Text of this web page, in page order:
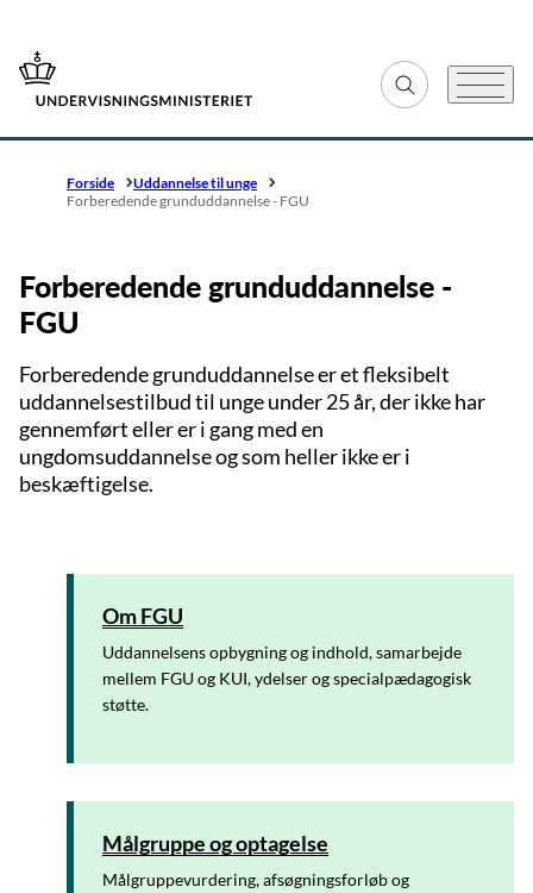
Gå til forsiden Fold søgefelt ud
Menu
Forside
Uddannelse til unge
Forberedende grunduddannelse - FGU
Forberedende grunduddannelse -
FGU
Forberedende grunduddannelse er et fleksibelt
uddannelsestilbud til unge under 25 år, der ikke har
gennemført eller er i gang med en
ungdomsuddannelse og som heller ikke er i
beskæftigelse.
Om FGU
Uddannelsens opbygning og indhold, samarbejde
mellem FGU og KUI, ydelser og specialpædagogisk
støtte.
Målgruppe og optagelse
Målgruppevurdering, afsøgningsforløb og